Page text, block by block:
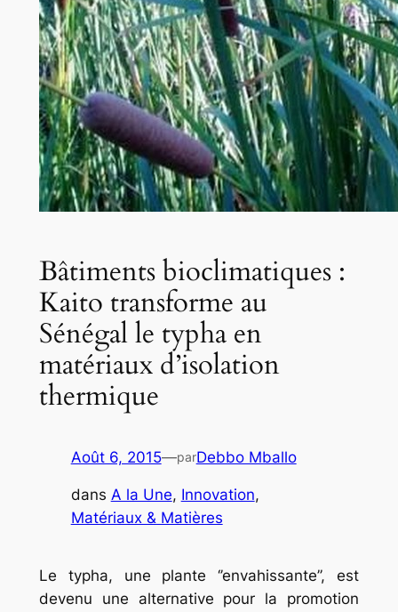
Bâtiments bioclimatiques :
Kaito transforme au
Sénégal le typha en
matériaux d’isolation
thermique
Août 6, 2015—parDebbo Mballo
dans A la Une, Innovation
Matériaux & Matières
Le typha, une plante ‘’envahissante’’, est
devenu une alternative pour la promotion